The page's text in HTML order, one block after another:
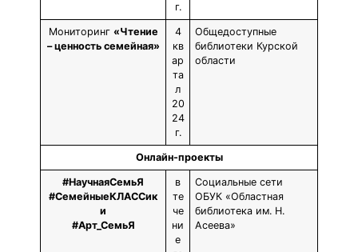
г.
Мониторинг «Чтение
– ценность семейная»
4
кв
ар
та
л
20
24
г.
Общедоступные
библиотеки Курской
области
Онлайн-проекты
#НаучнаяСемьЯ
#СемейныеКЛАССик
и
#Арт_СемьЯ
в
те
че
ни
е
Социальные сети
ОБУК «Областная
библиотека им. Н.
Асеева»